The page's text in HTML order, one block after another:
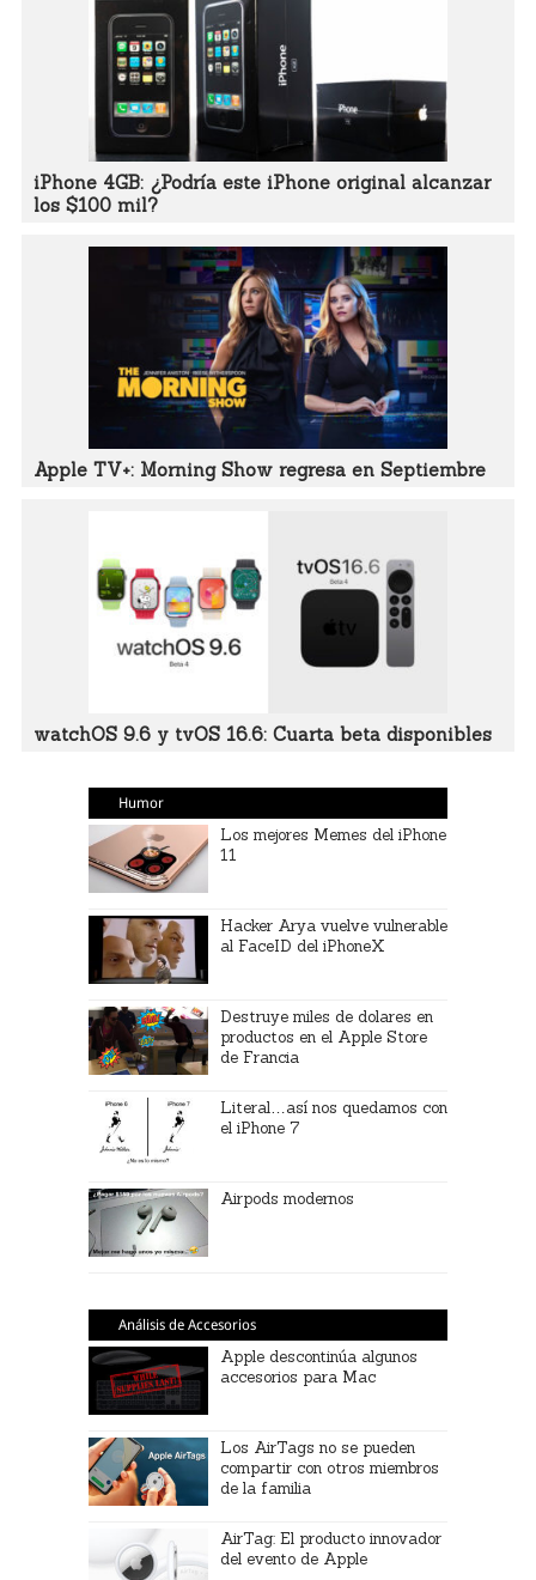
iPhone 4GB: ¿Podría este iPhone original alcanzar
los $100 mil?
Apple TV+: Morning Show regresa en Septiembre
watchOS 9.6 y tvOS 16.6: Cuarta beta disponibles
Humor
Los mejores Memes del iPhone
11
Hacker Arya vuelve vulnerable
al FaceID del iPhoneX
Destruye miles de dolares en
productos en el Apple Store
de Francia
Literal…así nos quedamos con
el iPhone 7
Airpods modernos
Análisis de Accesorios
Apple descontinúa algunos
accesorios para Mac
Los AirTags no se pueden
compartir con otros miembros
de la familia
AirTag: El producto innovador
del evento de Apple